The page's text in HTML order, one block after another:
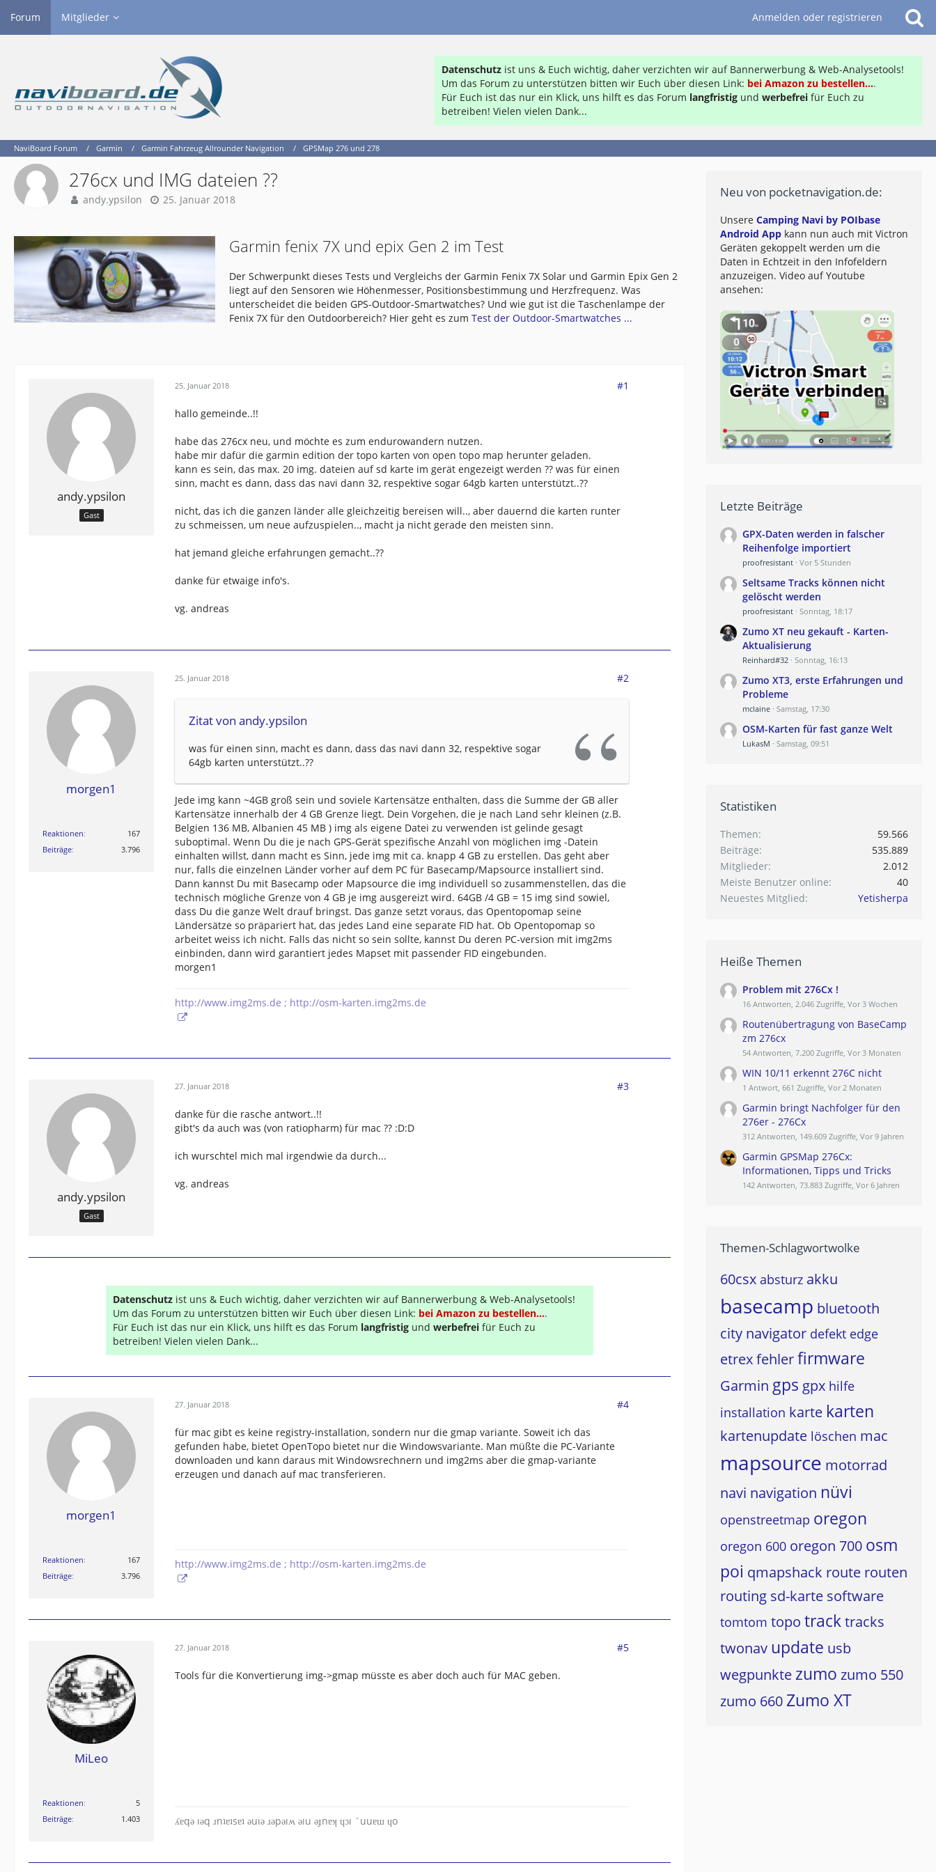
Forum Mitglieder Anmelden oder registrieren
Datenschutz ist uns & Euch wichtig, daher verzichten wir auf Bannerwerbung & Web-Analysetools!
Um das Forum zu unterstützen bitten wir Euch über diesen Link: bei Amazon zu bestellen....
Für Euch ist das nur ein Klick, uns hilft es das Forum langfristig und werbefrei für Euch zu
betreiben! Vielen vielen Dank...
NaviBoard Forum Garmin Garmin Fahrzeug Allrounder Navigation GPSMap 276 und 278
276cx und IMG dateien ??
andy.ypsilon 25. Januar 2018
Garmin fenix 7X und epix Gen 2 im Test
Der Schwerpunkt dieses Tests und Vergleichs der Garmin Fenix 7X Solar und Garmin Epix Gen 2
liegt auf den Sensoren wie Höhenmesser, Positionsbestimmung und Herzfrequenz. Was
unterscheidet die beiden GPS-Outdoor-Smartwatches? Und wie gut ist die Taschenlampe der
Fenix 7X für den Outdoorbereich? Hier geht es zumTest der Outdoor-Smartwatches ...
andy.ypsilon
Gast
25. Januar 2018 #1
hallo gemeinde..!!
habe das 276cx neu, und möchte es zum endurowandern nutzen.
habe mir dafür die garmin edition der topo karten von open topo map herunter geladen.
kann es sein, das max. 20 img. dateien auf sd karte im gerät engezeigt werden ?? was für einen
sinn, macht es dann, dass das navi dann 32, respektive sogar 64gb karten unterstützt..??
nicht, das ich die ganzen länder alle gleichzeitig bereisen will.., aber dauernd die karten runter
zu schmeissen, um neue aufzuspielen.., macht ja nicht gerade den meisten sinn.
hat jemand gleiche erfahrungen gemacht..??
danke für etwaige info's.
vg. andreas
morgen1
Reaktionen
167
Beiträge
3.796
25. Januar 2018 #2
Zitat von andy.ypsilon
was für einen sinn, macht es dann, dass das navi dann 32, respektive sogar
64gb karten unterstützt..??
Jede img kann ~4GB groß sein und soviele Kartensätze enthalten, dass die Summe der GB aller
Kartensätze innerhalb der 4 GB Grenze liegt. Dein Vorgehen, die je nach Land sehr kleinen (z.B.
Belgien 136 MB, Albanien 45 MB ) img als eigene Datei zu verwenden ist gelinde gesagt
suboptimal. Wenn Du die je nach GPS-Gerät spezifische Anzahl von möglichen img -Datein
einhalten willst, dann macht es Sinn, jede img mit ca. knapp 4 GB zu erstellen. Das geht aber
nur, falls die einzelnen Länder vorher auf dem PC für Basecamp/Mapsource installiert sind.
Dann kannst Du mit Basecamp oder Mapsource die img individuell so zusammenstellen, das die
technisch mögliche Grenze von 4 GB je img ausgereizt wird. 64GB /4 GB = 15 img sind sowiel,
dass Du die ganze Welt drauf bringst. Das ganze setzt voraus, das Opentopomap seine
Ländersätze so präpariert hat, das jedes Land eine separate FID hat. Ob Opentopomap so
arbeitet weiss ich nicht. Falls das nicht so sein sollte, kannst Du deren PC-version mit img2ms
einbinden, dann wird garantiert jedes Mapset mit passender FID eingebunden.
morgen1
http://www.img2ms.de ; http://osm-karten.img2ms.de
andy.ypsilon
Gast
27. Januar 2018 #3
danke für die rasche antwort..!!
gibt's da auch was (von ratiopharm) für mac ?? :D:D
ich wurschtel mich mal irgendwie da durch...
vg. andreas
Datenschutz ist uns & Euch wichtig, daher verzichten wir auf Bannerwerbung & Web-Analysetools!
Um das Forum zu unterstützen bitten wir Euch über diesen Link: bei Amazon zu bestellen....
Für Euch ist das nur ein Klick, uns hilft es das Forum langfristig und werbefrei für Euch zu
betreiben! Vielen vielen Dank...
morgen1
Reaktionen
167
Beiträge
3.796
27. Januar 2018 #4
für mac gibt es keine registry-installation, sondern nur die gmap variante. Soweit ich das
gefunden habe, bietet OpenTopo bietet nur die Windowsvariante. Man müßte die PC-Variante
downloaden und kann daraus mit Windowsrechnern und img2ms aber die gmap-variante
erzeugen und danach auf mac transferieren.
http://www.img2ms.de ; http://osm-karten.img2ms.de
MiLeo
Reaktionen
5
Beiträge
1.403
27. Januar 2018 #5
Tools für die Konvertierung img->gmap müsste es aber doch auch für MAC geben.
ʎɐqǝ ıǝq ɹnʇɐʇsɐʇ ǝuıǝ ɹǝpǝıʍ ǝıu ǝɟnɐʞ ɥɔı ´uuɐɯ ɥo
Neu von pocketnavigation.de:
Unsere Camping Navi by POIbase
Android App kann nun auch mit Victron
Geräten gekoppelt werden um die
Daten in Echtzeit in den Infofeldern
anzuzeigen. Video auf Youtube
ansehen:
Letzte Beiträge
GPX-Daten werden in falscher
Reihenfolge importiert
proofresistant Vor 5 Stunden
Seltsame Tracks können nicht
gelöscht werden
proofresistant Sonntag, 18:17
Zumo XT neu gekauft - Karten-
Aktualisierung
Reinhard#32 Sonntag, 16:13
Zumo XT3, erste Erfahrungen und
Probleme
mclaine Samstag, 17:30
OSM-Karten für fast ganze Welt
LukasM Samstag, 09:51
Statistiken
Themen
59.566
Beiträge
535.889
Mitglieder
2.012
Meiste Benutzer online
40
Neuestes Mitglied
Yetisherpa
Heiße Themen
Problem mit 276Cx !
16 Antworten, 2.046 Zugriffe, Vor 3 Wochen
Routenübertragung von BaseCamp
zm 276cx
54 Antworten, 7.200 Zugriffe, Vor 3 Monaten
WIN 10/11 erkennt 276C nicht
1 Antwort, 661 Zugriffe, Vor 2 Monaten
Garmin bringt Nachfolger für den
276er - 276Cx
312 Antworten, 149.609 Zugriffe, Vor 9 Jahren
Garmin GPSMap 276Cx:
Informationen, Tipps und Tricks
142 Antworten, 73.883 Zugriffe, Vor 6 Jahren
Themen-Schlagwortwolke
60csx absturz akku
basecamp bluetooth
city navigator defekt edge
etrexfehlerfirmware
Garmin gps gpx hilfe
installation karte karten
kartenupdate löschen mac
mapsource motorrad
navi navigation nüvi
openstreetmap oregon
oregon 600 oregon 700 osm
poi qmapshack route routen
routing sd-karte software
tomtom topo tracktracks
twonav update usb
wegpunkte zumo zumo 550
zumo 660 Zumo XT